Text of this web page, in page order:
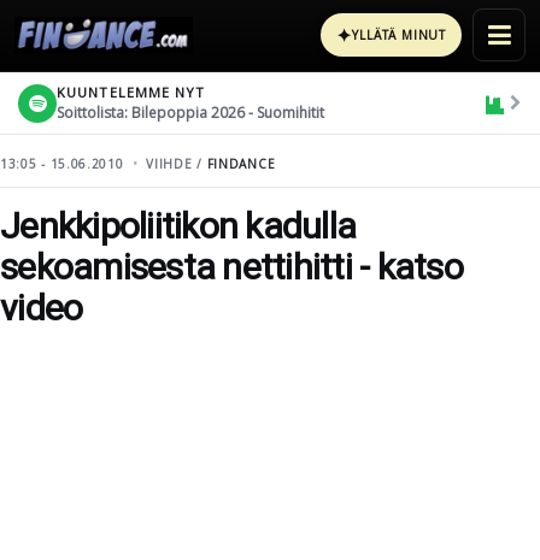
✦YLLÄTÄ MINUT
KUUNTELEMME NYT
Soittolista: Bilepoppia 2026 - Suomihitit
13:05 - 15.06.2010 VIIHDE / FINDANCE
Jenkkipoliitikon kadulla
sekoamisesta nettihitti - katso
video